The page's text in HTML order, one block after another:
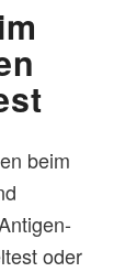
beim
oder